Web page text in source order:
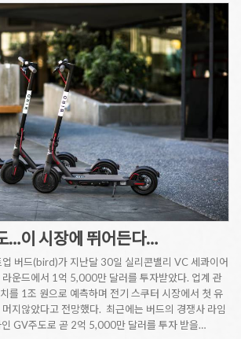
…이 시장에 뛰어든다…
업 버드(bird)가 지난달 30일 실리콘밸리 VC 세콰이어
운드에서 1억 5,000만 달러를 투자받았다. 업계 관
를 1조 원으로 예측하며 전기 스쿠터 시장에서 첫 유
지않았다고 전망했다. 최근에는 버드의 경쟁사 라임
GV주도로 곧 2억 5,000만 달러를 투자 받을…